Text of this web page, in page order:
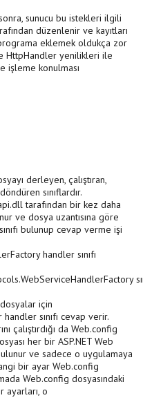
sunucu bu istekleri ilgili
düzenlenir ve kayıtları
eklemek oldukça zor
HttpHandler yenilikleri ile
konulması
derleyen, çalıştıran,
sınıflardır.
tarafından bir kez daha
ve dosya uzantısına göre
bulunup cevap verme işi
handler sınıfı
için
sınıfı cevap verir.
çalıştırdığı da Web.config
her bir ASP.NET Web
ve sadece o uygulamaya
bir ayar Web.config
Web.config dosyasındaki
ayarları, o